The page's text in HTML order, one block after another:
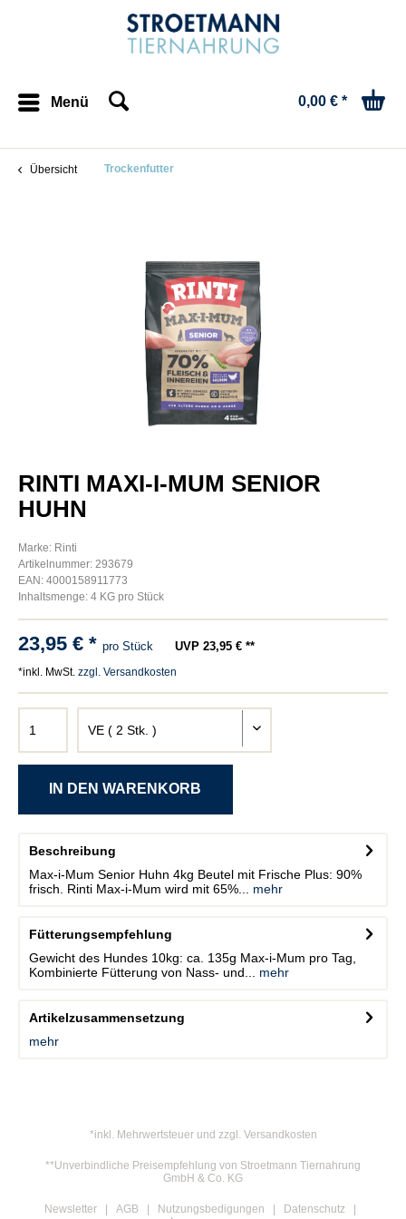
Menü 0,00 € *
Übersicht Trockenfutter
RINTI MAXI-I-MUM SENIOR
HUHN
Marke: Rinti
Artikelnummer: 293679
EAN: 4000158911773
Inhaltsmenge: 4 KG pro Stück
23,95 € * pro Stück UVP 23,95 € **
*inkl. MwSt. zzgl. Versandkosten
Beschreibung
Max-i-Mum Senior Huhn 4kg Beutel mit Frische Plus: 90%
frisch. Rinti Max-i-Mum wird mit 65%...
mehr
Fütterungsempfehlung
Gewicht des Hundes 10kg: ca. 135g Max-i-Mum pro Tag,
Kombinierte Fütterung von Nass- und...
mehr
Artikelzusammensetzung
mehr
*inkl. Mehrwertsteuer und zzgl. Versandkosten
**Unverbindliche Preisempfehlung von Stroetmann Tiernahrung
GmbH & Co. KG
Newsletter AGB Nutzungsbedigungen
Datenschutz